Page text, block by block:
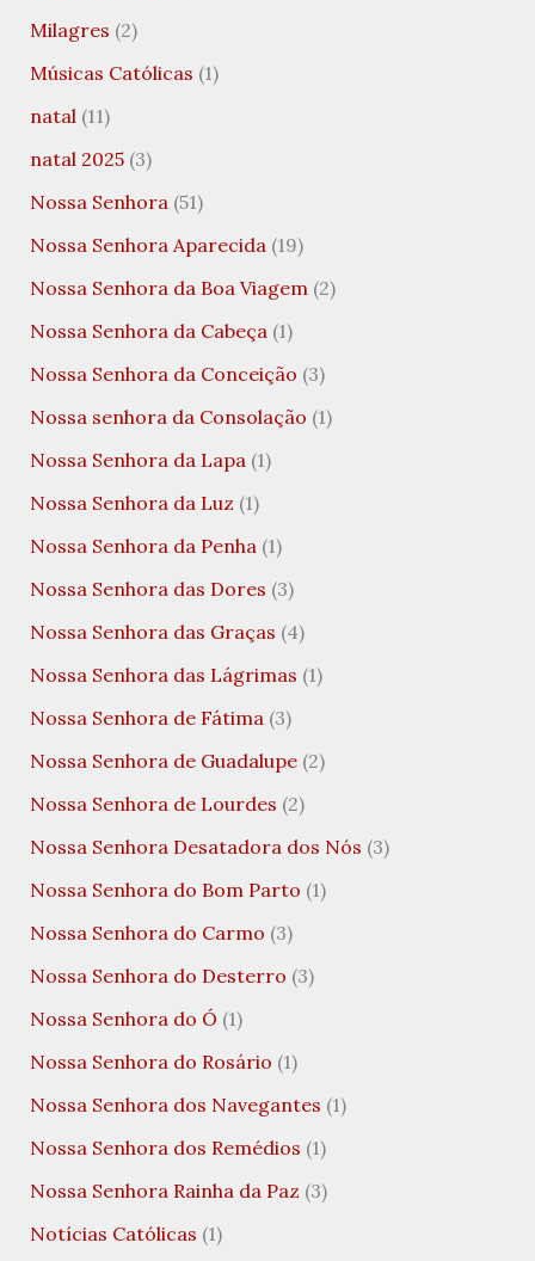
Milagres (2)
Músicas Católicas (1)
natal (11)
natal 2025(3)
Nossa Senhora (51)
Nossa Senhora Aparecida (19)
Nossa Senhora da Boa Viagem (2)
Nossa Senhora da Cabeça (1)
Nossa Senhora da Conceição (3)
Nossa senhora da Consolação (1)
Nossa Senhora da Lapa (1)
Nossa Senhora da Luz (1)
Nossa Senhora da Penha (1)
Nossa Senhora das Dores (3)
Nossa Senhora das Graças (4)
Nossa Senhora das Lágrimas (1)
Nossa Senhora de Fátima (3)
Nossa Senhora de Guadalupe(2)
Nossa Senhora de Lourdes (2)
Nossa Senhora Desatadora dos Nós (3)
Nossa Senhora do Bom Parto (1)
Nossa Senhora do Carmo (3)
Nossa Senhora do Desterro (3)
Nossa Senhora do Ó (1)
Nossa Senhora do Rosário (1)
Nossa Senhora dos Navegantes (1)
Nossa Senhora dos Remédios (1)
Nossa Senhora Rainha da Paz (3)
Notícias Católicas (1)